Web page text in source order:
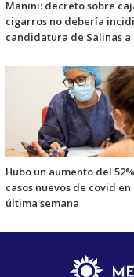
Manini: decreto sobre
cigarros no debería
candidatura de Salinas a
Hubo un aumento del
casos nuevos de covid en
última semana